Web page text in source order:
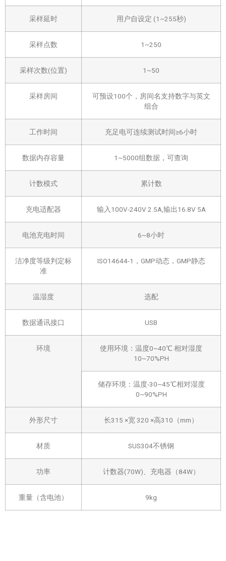
采样延时 用户自设定 (1~255秒)
采样点数 1~250
采样次数(位置) 1~50
采样房间
可预设100个，房间名支持数字与英文
组合
工作时间 充足电可连续测试时间≥6小时
数据内存容量 1~5000组数据，可查询
计数模式 累计数
充电适配器 输入100V-240V 2.5A,输出16.8V 5A
电池充电时间 6~8小时
洁净度等级判定标
准
ISO14644-1，GMP动态，GMP静态
温湿度 选配
数据通讯接口 USB
环境
使用环境：温度0~40℃ 相对湿度
10~70%PH
储存环境：温度-30~45℃相对湿度
0~90%PH
外形尺寸 长315 ×宽 320 ×高310（mm）
材质 SUS304不锈钢
功率 计数器(70W)、充电器（84W）
重量（含电池） 9kg